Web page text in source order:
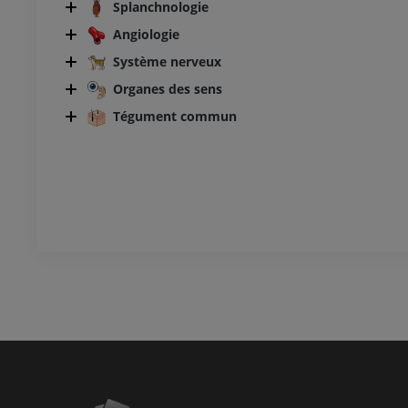
Splanchnologie
Angiologie
Système nerveux
Organes des sens
Tégument commun